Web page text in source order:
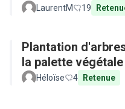
LaurentM 19
Plantation
la palette végétale
Héloïse 4 Retenue